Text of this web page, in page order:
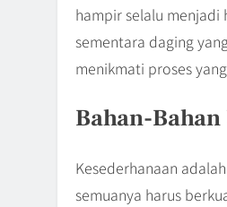
hampir selalu menjadi
sementara daging
menikmati proses
Bahan-
Kesederhanaan
semuanya harus